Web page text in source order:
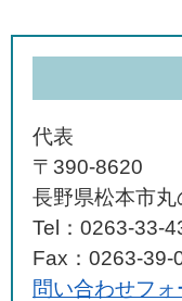
代表
〒390-8620
長野県松本市丸
Tel：0263-33-
Fax：0263-39-
問い合わせフ